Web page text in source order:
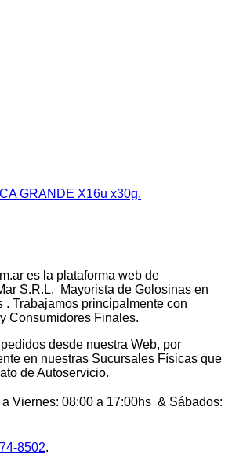
GRANDE X16u x30g.
es la plataforma web de
S.R.L. Mayorista de Golosinas en
. Trabajamos principalmente con
Consumidores Finales.
desde nuestra Web, por
en nuestras Sucursales Físicas que
de Autoservicio.
a Viernes: 08:00 a 17:00hs & Sábados:
8502.